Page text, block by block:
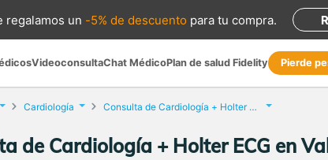
regalamos un -5% de descuento para tu compra.
VideoconsultaChat MédicoPlan de salud Fidelity Pierde
Cardiología Consulta de Cardiología + Holter ECG
de Cardiología + Holter ECG en